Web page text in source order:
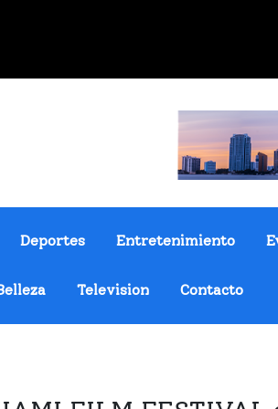
Deportes Entretenimiento
Television Contacto